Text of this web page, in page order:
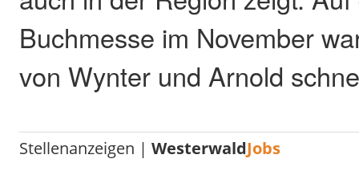
Buchmesse im November
von Wynter und Arnold
Stellenanzeigen |WesterwaldJobs